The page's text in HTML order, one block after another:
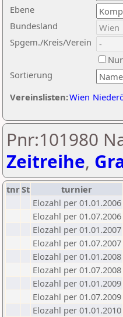
Ebene
Sortierung
Bundesland
Spgem./Kreis/Verein
Vereinslisten:Wien
Pnr:101980
Zeitreihe,
tnrSt turnier
Elozahl per 01.01.2006
Elozahl per 01.07.2006
Elozahl per 01.01.2007
Elozahl per 01.07.2007
Elozahl per 01.01.2008
Elozahl per 01.07.2008
Elozahl per 01.01.2009
Elozahl per 01.07.2009
Elozahl per 01.01.2010